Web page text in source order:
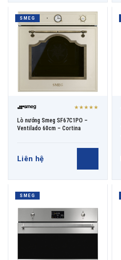
SMEG
★★★★★
Lò nướng Smeg SF67C1PO –
Ventilado 60cm – Cortina
Liên hệ
SMEG